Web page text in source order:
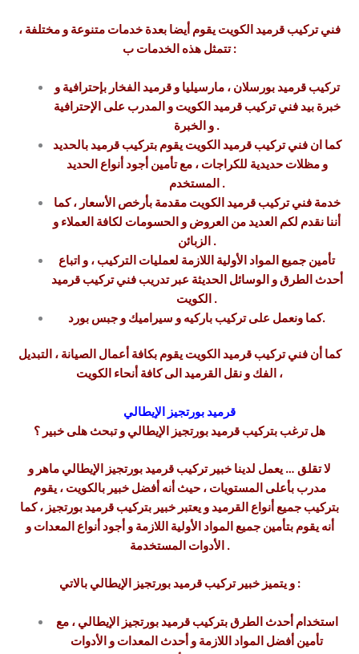
فني تركيب قرميد الكويت يقوم أيضا بعدة خدمات متنوعة و مختلفة ،
تتمثل هذه الخدمات ب :
تركيب قرميد بورسلان ، مارسيليا و قرميد الفخار بإحترافية و
خبرة بيد فني تركيب قرميد الكويت و المدرب على الإحترافية
و الخبرة .
كما ان فني تركيب قرميد الكويت يقوم بتركيب قرميد بالحديد
و مظلات حديدية للكراجات ، مع تأمين أجود أنواع الحديد
المستخدم .
خدمة فني تركيب قرميد الكويت مقدمة بأرخص الأسعار ، كما
أننا نقدم لكم العديد من العروض و الحسومات لكافة العملاء و
الزبائن .
تأمين جميع المواد الأولية اللازمة لعمليات التركيب ، و اتباع
أحدث الطرق و الوسائل الحديثة عبر تدريب فني تركيب قرميد
الكويت .
كما ونعمل على تركيب باركيه و سيراميك و جبس بورد.
كما أن فني تركيب قرميد الكويت يقوم بكافة أعمال الصيانة ، التبديل
، الفك و نقل القرميد الى كافة أنحاء الكويت
قرميد بورتجيز الإيطالي
هل ترغب بتركيب قرميد بورتجيز الإيطالي و تبحث هلى خبير ؟
لا تقلق … يعمل لدينا خبير تركيب قرميد بورتجيز الإيطالي ماهر و
مدرب بأعلى المستويات ، حيث أنه أفضل خبير بالكويت ، يقوم
بتركيب جميع أنواع القرميد و يعتبر خبير بتركيب قرميد بورتجيز ، كما
أنه يقوم بتأمين جميع المواد الأولية اللازمة و أجود أنواع المعدات و
الأدوات المستخدمة .
و يتميز خبير تركيب قرميد بورتجيز الإيطالي بالاتي :
استخدام أحدث الطرق بتركيب قرميد بورتجيز الإيطالي ، مع
تأمين أفضل المواد اللازمة و أحدث المعدات و الأدوات